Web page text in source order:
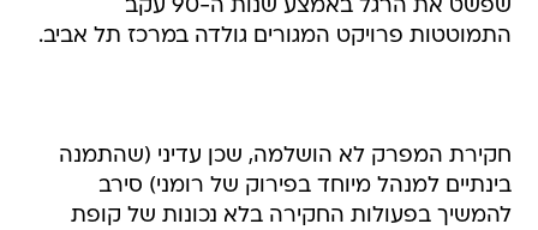
שפשט את הרגל באמצע שנות ה-90 עקב
התמוטטות פרויקט המגורים גולדה במרכז תל אביב.
חקירת המפרק לא הושלמה, שכן עדיני (שהתמנה
בינתיים למנהל מיוחד בפירוק של רומני) סירב
להמשיך בפעולות החקירה בלא נכונות של קופת